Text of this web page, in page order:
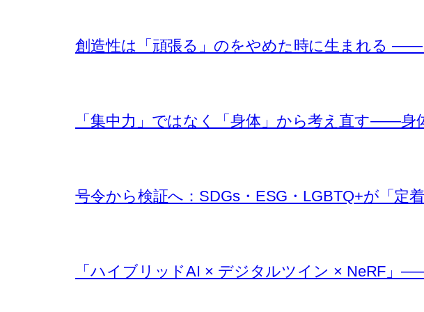
創造性は「頑張る」のをやめた時に生まれる ——
「集中力」ではなく「身体」から考え直す――身
号令から検証へ：SDGs・ESG・LGBTQ+が「定
「ハイブリッドAI × デジタルツイン × NeRF」